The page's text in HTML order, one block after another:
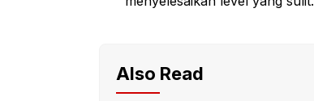
Also Read